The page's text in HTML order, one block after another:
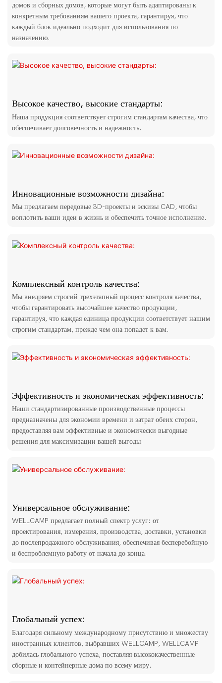
домов и сборных домов, которые могут быть адаптированы к
конкретным требованиям вашего проекта, гарантируя, что
каждый блок идеально подходит для использования по
назначению.
Высокое качество, высокие стандарты:
Наша продукция соответствует строгим стандартам качества, что
обеспечивает долговечность и надежность.
Инновационные возможности дизайна:
Мы предлагаем передовые 3D-проекты и эскизы CAD, чтобы
воплотить ваши идеи в жизнь и обеспечить точное исполнение.
Комплексный контроль качества:
Мы внедряем строгий трехэтапный процесс контроля качества,
чтобы гарантировать высочайшее качество продукции,
гарантируя, что каждая единица продукции соответствует нашим
строгим стандартам, прежде чем она попадет к вам.
Эффективность и экономическая эффективность:
Наши стандартизированные производственные процессы
предназначены для экономии времени и затрат обеих сторон,
предоставляя вам эффективные и экономически выгодные
решения для максимизации вашей выгоды.
Универсальное обслуживание:
WELLCAMP предлагает полный спектр услуг: от
проектирования, измерения, производства, доставки, установки
до послепродажного обслуживания, обеспечивая бесперебойную
и беспроблемную работу от начала до конца.
Глобальный успех:
Благодаря сильному международному присутствию и множеству
иностранных клиентов, выбравших WELLCAMP, WELLCAMP
добилась глобального успеха, поставляя высококачественные
сборные и контейнерные дома по всему миру.